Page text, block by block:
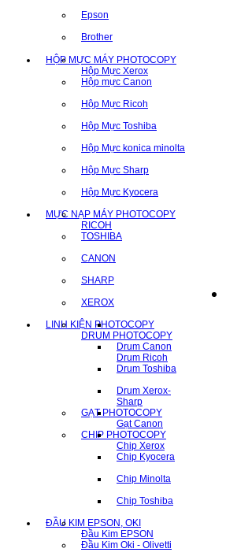
Epson
Brother
HỘP MỰC MÁY PHOTOCOPY
Hộp Mực Xerox
Hộp mực Canon
Hộp Mực Ricoh
Hộp Mực Toshiba
Hộp Mực konica minolta
Hộp Mực Sharp
Hộp Mực Kyocera
MỰC NẠP MÁY PHOTOCOPY
RICOH
TOSHIBA
CANON
SHARP
XEROX
LINH KIỆN PHOTOCOPY
DRUM PHOTOCOPY
Drum Canon
Drum Ricoh
Drum Toshiba
Drum Xerox-
Sharp
GẠT PHOTOCOPY
Gạt Canon
CHIP PHOTOCOPY
Chip Xerox
Chip Kyocera
Chip Minolta
Chip Toshiba
ĐẦU KIM EPSON, OKI
Đầu Kim EPSON
Đầu Kim Oki - Olivetti